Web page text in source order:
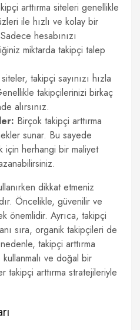
arttırma siteleri genellikle
ile hızlı ve kolay bir
hesabınızı
miktarda takipçi talep
takipçi sayınızı hızla
takipçilerinizi birkaç
alırsınız.
Birçok takipçi arttırma
sunar. Bu sayede
için herhangi bir maliyet
dikkat etmeniz
Öncelikle, güvenilir ve
önemlidir. Ayrıca, takipçi
sıra, organik takipçileri de
takipçi arttırma
ve doğal bir
takipçi arttırma stratejileriyle